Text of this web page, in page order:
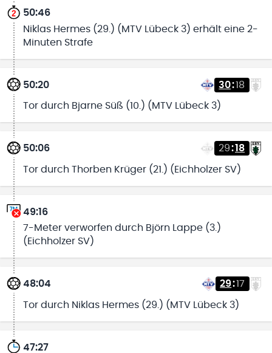
50:46
Niklas Hermes (29.) (MTV Lübeck 3) erhält eine 2-
Minuten Strafe
50:20 30:18
Tor durch Bjarne Süß (10.) (MTV Lübeck 3)
50:06 29:18
Tor durch Thorben Krüger (21.) (Eichholzer SV)
49:16
7-Meter verworfen durch Björn Lappe (3.)
(Eichholzer SV)
48:04 29:17
Tor durch Niklas Hermes (29.) (MTV Lübeck 3)
47:27